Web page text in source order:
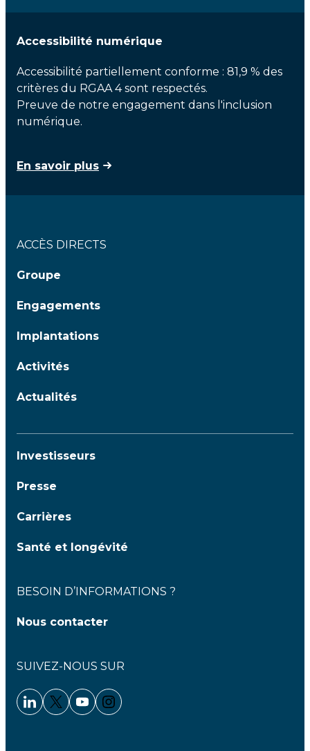
Accessibilité numérique
Accessibilité partiellement conforme : 81,9 % des
critères du RGAA 4 sont respectés.
Preuve de notre engagement dans l'inclusion
numérique.
En savoir plus
ACCÈS DIRECTS
Groupe
Engagements
Implantations
Activités
Actualités
Investisseurs
Presse
Carrières
Santé et longévité
BESOIN D’INFORMATIONS ?
Nous contacter
SUIVEZ-NOUS SUR
Linkedin - Clariane
Twitter - Clariane
Youtube - Clariane
Instagram - Clariane